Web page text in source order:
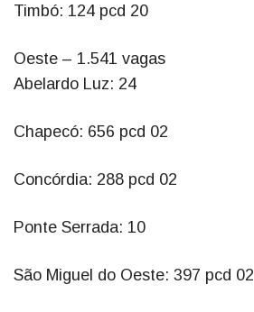
Timbó: 124 pcd 20
Oeste – 1.541 vagas
Abelardo Luz: 24
Chapecó: 656 pcd 02
Concórdia: 288 pcd 02
Ponte Serrada: 10
São Miguel do Oeste: 397 pcd 02